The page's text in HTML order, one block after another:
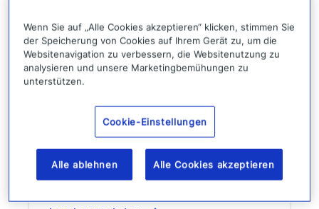
strategischen Business
Enabler
Best Practices
Dieses Handbuch bietet Orientierung für
zukunftsorientierte
Sicherheitsverantwortliche, die über reine
Reaktion hinausgehen und einen
strategischen Ansatz verfolgen wollen.
Wenn Sie auf „Alle Cookies akzeptieren“ klicken, stimmen Sie
der Speicherung von Cookies auf Ihrem Gerät zu, um die
Websitenavigation zu verbessern, die Websitenutzung zu
analysieren und unsere Marketingbemühungen zu
unterstützen.
Cookie-Einstellungen
Alle ablehnen Alle Cookies akzeptieren